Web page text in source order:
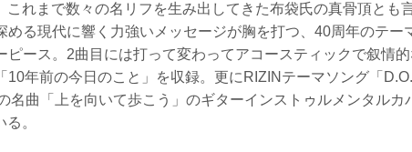
これまで数々の名リフを生み出してきた布袋氏の真骨頂とも
める現代に響く力強いメッセージが胸を打つ、40周年のテー
ピース。2曲目には打って変わってアコースティックで叙情
10年前の今日のこと」を収録。更にRIZINテーマソング「
名曲「上を向いて歩こう」のギターインストゥルメンタルカ
。